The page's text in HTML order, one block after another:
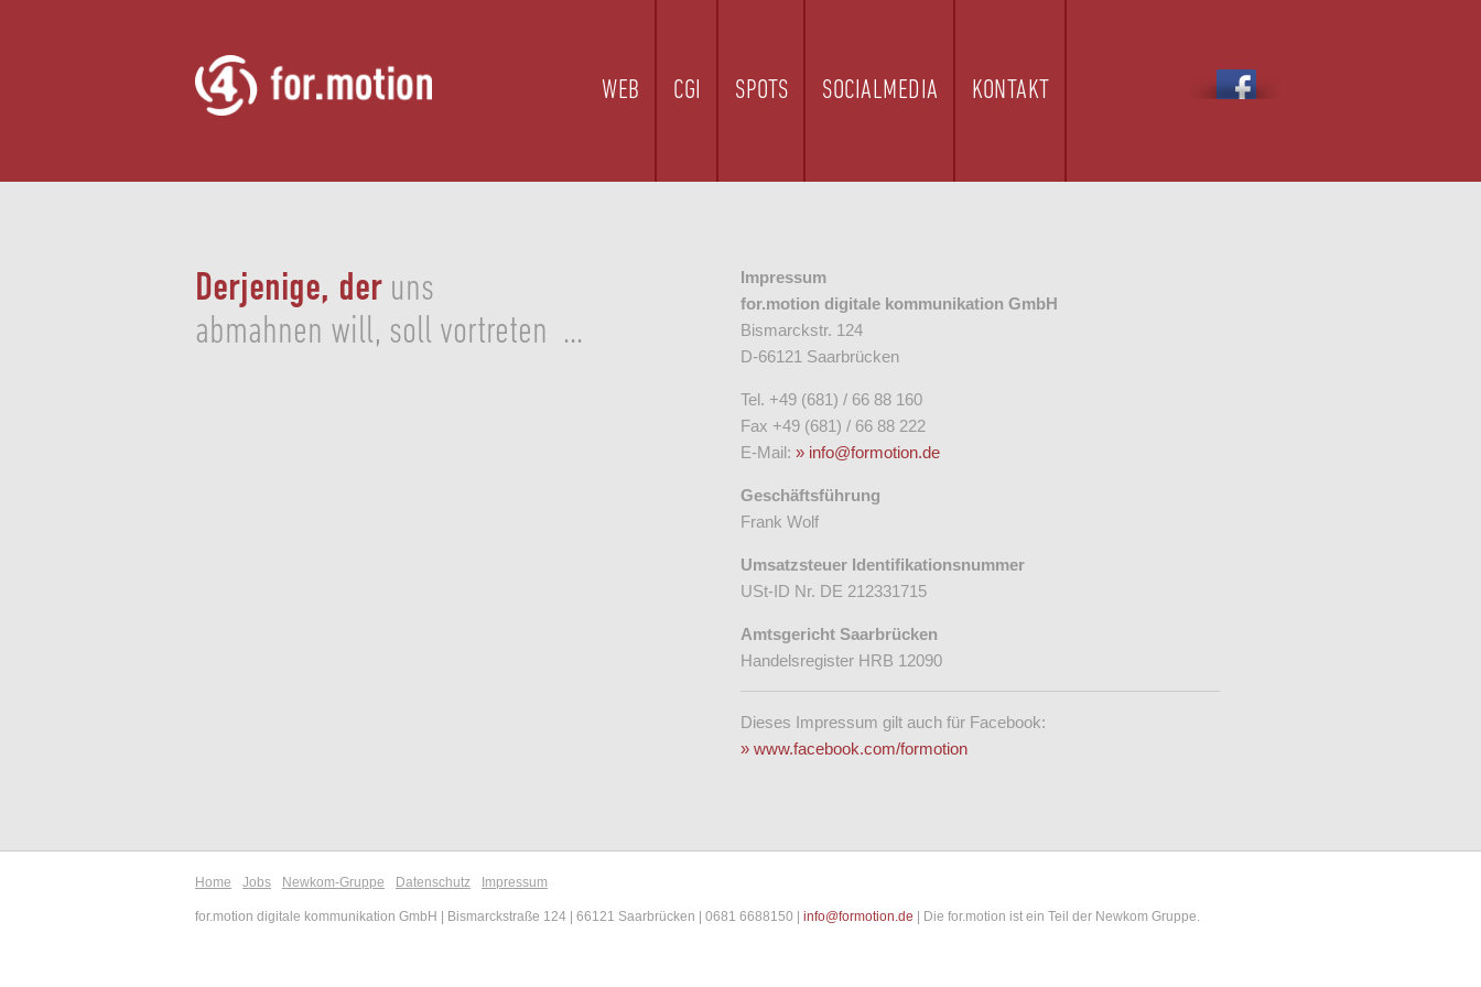
WEB CGI SPOTS SOCIALMEDIA KONTAKT
Derjenige, der uns
abmahnen will, soll vortreten ...
Impressum
for.motion digitale kommunikation GmbH
Bismarckstr. 124
D-66121 Saarbrücken
Tel. +49 (681) / 66 88 160
Fax +49 (681) / 66 88 222
E-Mail:
info@formotion.de
Geschäftsführung
Frank Wolf
Umsatzsteuer Identifikationsnummer
USt-ID Nr. DE 212331715
Amtsgericht Saarbrücken
Handelsregister HRB 12090
Dieses Impressum gilt auch für Facebook:
www.facebook.com/formotion
Home Jobs Newkom-Gruppe Datenschutz Impressum
for.motion digitale kommunikation GmbH | Bismarckstraße 124 | 66121 Saarbrücken | 0681 6688150 | info@formotion.de | Die for.motion ist ein Teil der Newkom Gruppe.